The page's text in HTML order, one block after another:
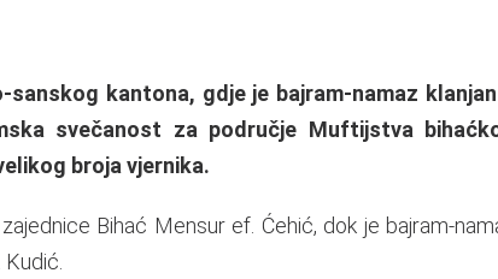
kantona, gdje je bajram-namaz
svečanost za područje Muftijstva
broja vjernika.
Bihać Mensur ef. Ćehić, dok je bajram-